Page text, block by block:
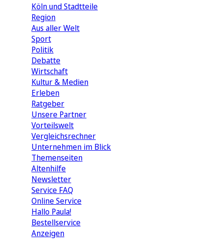
Köln und Stadtteile
Region
Aus aller Welt
Sport
Politik
Debatte
Wirtschaft
Kultur & Medien
Erleben
Ratgeber
Unsere Partner
Vorteilswelt
Vergleichsrechner
Unternehmen im Blick
Themenseiten
Altenhilfe
Newsletter
Service FAQ
Online Service
Hallo Paula!
Bestellservice
Anzeigen